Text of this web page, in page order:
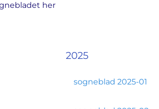
her
2025
sogneblad 2025-01